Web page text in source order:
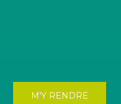
M'Y RENDRE